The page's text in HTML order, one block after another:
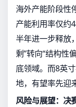
海外产能阶段性
产能利用率仅约
半年进一步释放
剩”转向“结构性
底领域。而8英
地，有望率先迎
风险与展望：决